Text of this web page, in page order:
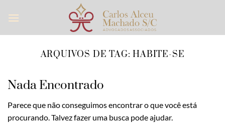
ARQUIVOS DE TAG:HABITE-SE
Nada Encontrado
Parece que não conseguimos encontrar o que você está
procurando. Talvez fazer uma busca pode ajudar.